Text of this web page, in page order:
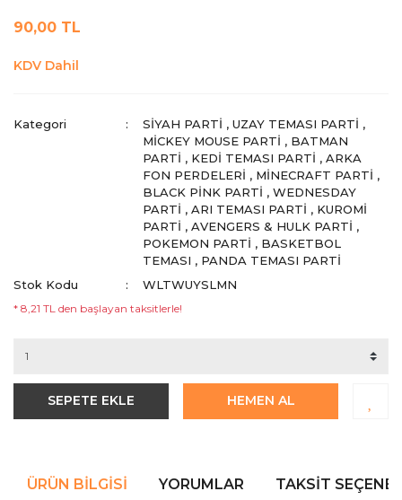
90,00 TL
KDV Dahil
Kategori SIYAH PARTI ,UZAY TEMASI PARTI ,
MICKEY MOUSE PARTI , BATMAN
PARTI , KEDI TEMASI PARTI ,ARKA
FON PERDELERI , MINECRAFT PARTI ,
BLACK PINK PARTI ,WEDNESDAY
PARTI ,ARI TEMASI PARTI , KUROMI
PARTI ,AVENGERS & HULK PARTI ,
POKEMON PARTI , BASKETBOL
TEMASI , PANDA TEMASI PARTI
Stok Kodu
WLTWUYSLMN
* 8,21 TL den başlayan taksitlerle!
SEPETE EKLE HEMEN AL
ÜRÜN BILGISI YORUMLAR TAKSIT